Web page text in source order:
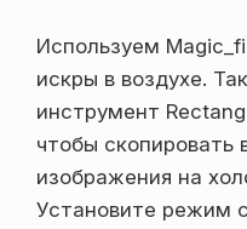
Используем
искры в воздухе.
инструмент
чтобы скопировать
изображения на
Установите режим